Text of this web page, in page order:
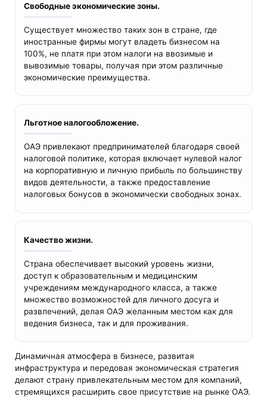
Свободные экономические зоны.
Существует множество таких зон в стране, где
иностранные фирмы могут владеть бизнесом на
100%, не платя при этом налоги на ввозимые и
вывозимые товары, получая при этом различные
экономические преимущества.
Льготное налогообложение.
ОАЭ привлекают предпринимателей благодаря своей
налоговой политике, которая включает нулевой налог
на корпоративную и личную прибыль по большинству
видов деятельности, а также предоставление
налоговых бонусов в экономически свободных зонах.
Качество жизни.
Страна обеспечивает высокий уровень жизни,
доступ к образовательным и медицинским
учреждениям международного класса, а также
множество возможностей для личного досуга и
развлечений, делая ОАЭ желанным местом как для
ведения бизнеса, так и для проживания.
Динамичная атмосфера в бизнесе, развитая
инфраструктура и передовая экономическая стратегия
делают страну привлекательным местом для компаний,
стремящихся расширить свое присутствие на рынке ОАЭ.